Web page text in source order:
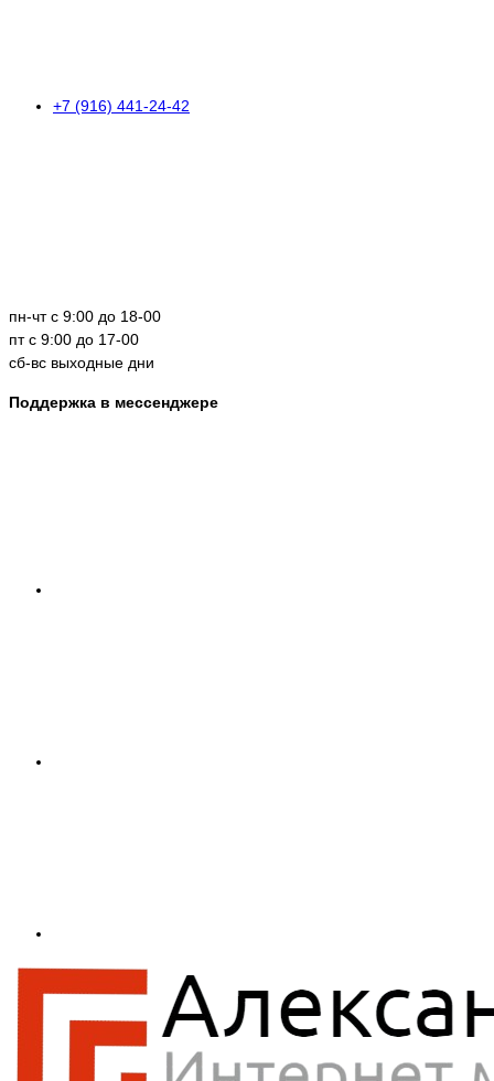
+7 (916) 441-24-42
пн-чт с 9:00 до 18-00
пт с 9:00 до 17-00
сб-вс выходные дни
Поддержка в мессенджере